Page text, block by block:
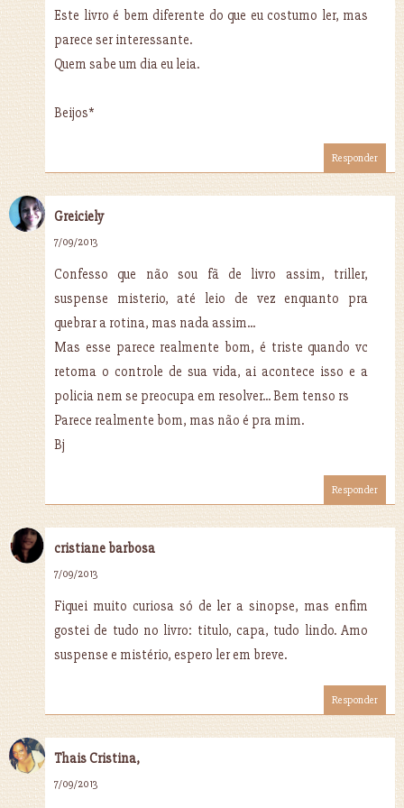
Este livro é bem diferente do que eu costumo ler, mas
parece ser interessante.
Quem sabe um dia eu leia.
Beijos*
Responder
Greiciely
7/09/2013
Confesso que não sou fã de livro assim, triller,
suspense misterio, até leio de vez enquanto pra
quebrar a rotina, mas nada assim...
Mas esse parece realmente bom, é triste quando vc
retoma o controle de sua vida, ai acontece isso e a
policia nem se preocupa em resolver... Bem tenso rs
Parece realmente bom, mas não é pra mim.
Bj
Responder
cristiane barbosa
7/09/2013
Fiquei muito curiosa só de ler a sinopse, mas enfim
gostei de tudo no livro: titulo, capa, tudo lindo. Amo
suspense e mistério, espero ler em breve.
Responder
Thais Cristina,
7/09/2013